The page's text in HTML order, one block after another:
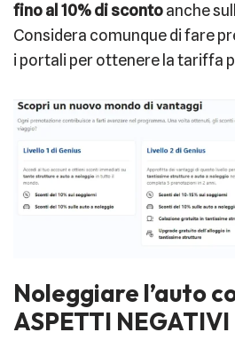
fino al 10% di scontoanche
Considera comunque di fare
i portali per ottenere la tariffa
Noleggiare l’auto
ASPETTI NEGATIVI